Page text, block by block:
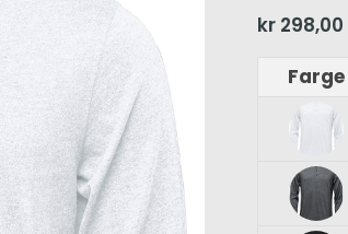
kr 298,00
Farge